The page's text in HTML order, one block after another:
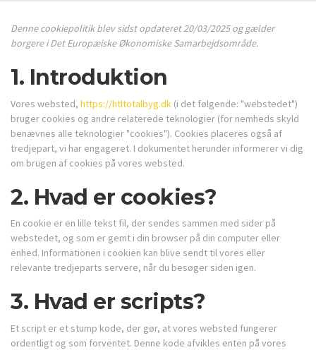
Denne cookiepolitik blev sidst opdateret 20/03/2025 og gælder
borgere i Det Europæiske Økonomiske Samarbejdsområde.
1. Introduktion
Vores websted, https://htltotalbyg.dk (i det følgende: "webstedet")
bruger cookies og andre relaterede teknologier (for nemheds skyld
benævnes alle teknologier "cookies"). Cookies placeres også af
tredjepart, vi har engageret. I dokumentet herunder informerer vi dig
om brugen af ​​cookies på vores websted.
2. Hvad er cookies?
En cookie er en lille tekst fil, der sendes sammen med sider på
webstedet, og som er gemt i din browser på din computer eller
enhed. Informationen i cookien kan blive sendt til vores eller
relevante tredjeparts servere, når du besøger siden igen.
3. Hvad er scripts?
Et script er et stump kode, der gør, at vores websted fungerer
ordentligt og som forventet. Denne kode afvikles enten på vores